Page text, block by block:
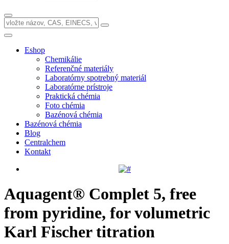
Eshop
Chemikálie
Referenčné materiály
Laboratórny spotrebný materiál
Laboratórne prístroje
Praktická chémia
Foto chémia
Bazénová chémia
Bazénová chémia
Blog
Centralchem
Kontakt
Aquagent® Complet 5, free
from pyridine, for volumetric
Karl Fischer titration